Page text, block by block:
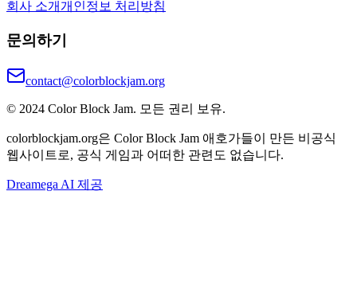
회사 소개개인정보 처리방침
문의하기
contact@colorblockjam.org
© 2024 Color Block Jam. 모든 권리 보유.
colorblockjam.org은 Color Block Jam 애호가들이 만든 비공식
웹사이트로, 공식 게임과 어떠한 관련도 없습니다.
Dreamega AI 제공